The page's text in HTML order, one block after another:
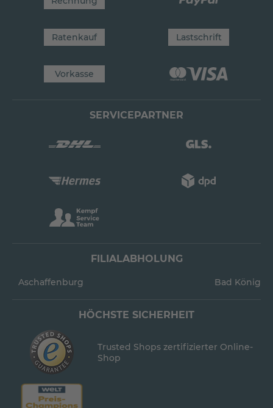
Ratenkauf Lastschrift
Vorkasse
SERVICEPARTNER
FILIALABHOLUNG
Aschaffenburg Bad König
HÖCHSTE SICHERHEIT
Trusted Shops zertifizierter Online-
Shop